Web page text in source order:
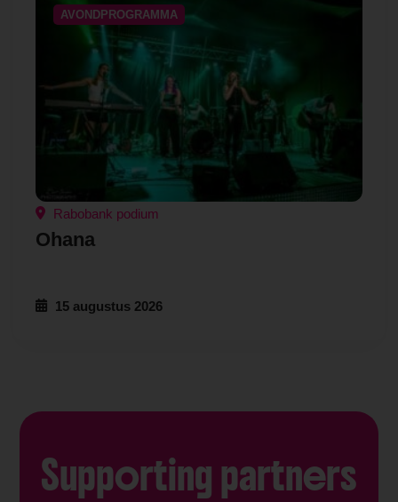
AVONDPROGRAMMA
Rabobank podium
Ohana
15 augustus 2026
Supporting partners